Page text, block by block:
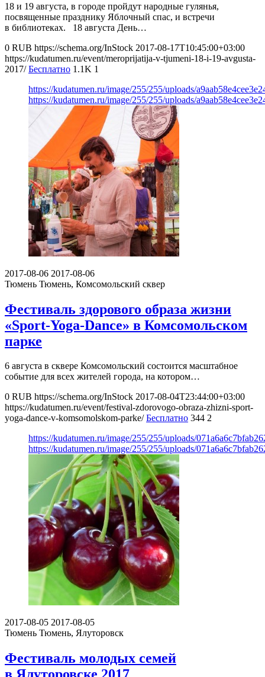
18 и 19 августа, в городе пройдут народные гулянья,
посвященные празднику Яблочный спас, и встречи
в библиотеках. 18 августа День…
0 RUB https://schema.org/InStock 2017-08-17T10:45:00+03:00
https://kudatumen.ru/event/meroprijatija-v-tjumeni-18-i-19-avgusta-
2017/ Бесплатно 1.1K 1
https://kudatumen.ru/image/255/255/uploads/
https://kudatumen.ru/image/255/255/uploads/
2017-08-06 2017-08-06
Тюмень Тюмень, Комсомольский сквер
Фестиваль здорового образа жизни
«Sport-Yoga-Dance» в Комсомольском
парке
6 августа в сквере Комсомольский состоится масштабное
событие для всех жителей города, на котором…
0 RUB https://schema.org/InStock 2017-08-04T23:44:00+03:00
https://kudatumen.ru/event/festival-zdorovogo-obraza-zhizni-sport-
yoga-dance-v-komsomolskom-parke/ Бесплатно 344 2
https://kudatumen.ru/image/255/255/uploads/
https://kudatumen.ru/image/255/255/uploads/
2017-08-05 2017-08-05
Тюмень Тюмень, Ялуторовск
Фестиваль молодых семей